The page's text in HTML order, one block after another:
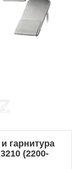
гарнитура
(2200-